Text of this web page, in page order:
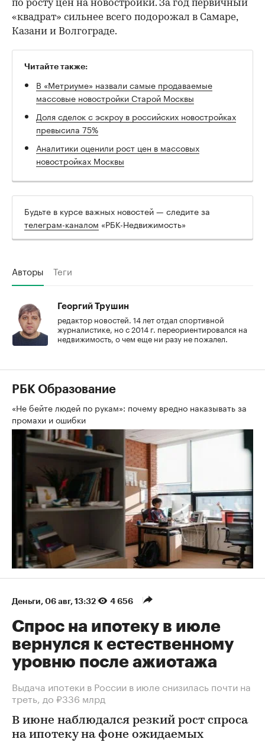
по росту цен на новостройки. За год первичный
«квадрат» сильнее всего подорожал в Самаре,
Казани и Волгограде.
Читайте также:
В «Метриуме» назвали самые продаваемые
массовые новостройки Старой Москвы
Доля сделок с эскроу в российских новостройках
превысила 75%
Аналитики оценили рост цен в массовых
новостройках Москвы
Будьте в курсе важных новостей — следите за
телеграм-каналом «РБК-Недвижимость»
Авторы Теги
Георгий Трушин
редактор новостей. 14 лет отдал спортивной
журналистике, но с 2014 г. переориентировался на
недвижимость, о чем еще ни разу не пожалел.
РБК Образование
«Не бейте людей по рукам»: почему вредно наказывать за
промахи и ошибки
Деньги 06 авг, 13:32 4 656
Спрос на ипотеку в июле
вернулся к естественному
уровню после ажиотажа
Выдача ипотеки в России в июле снизилась почти на
треть, до ₽336 млрд
В июне наблюдался резкий рост спроса
на ипотеку на фоне ожидаемых